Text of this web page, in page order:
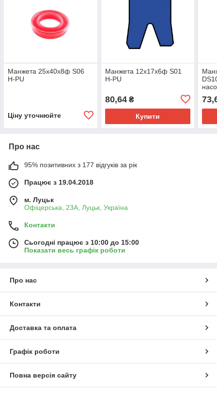
Манжета 25х40х8ф S06
H-PU
Ціну уточнюйте
Манжета 12х17х6ф S01
H-PU
80,64₴
Купити
Про нас
95% позитивних з 177 відгуків за рік
Працює з 19.04.2018
м. Луцьк
Офіцерська, 23А, Луцьк, Україна
Контакти
Сьогодні працює з 10:00 до 15:00
Показати весь графік роботи
Про нас
Контакти
Доставка та оплата
Графік роботи
Повна версія сайту